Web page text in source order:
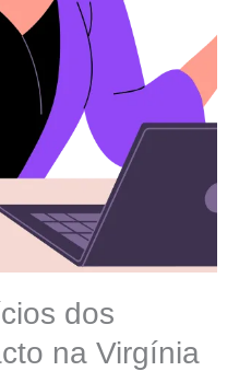
dos
na Virgínia